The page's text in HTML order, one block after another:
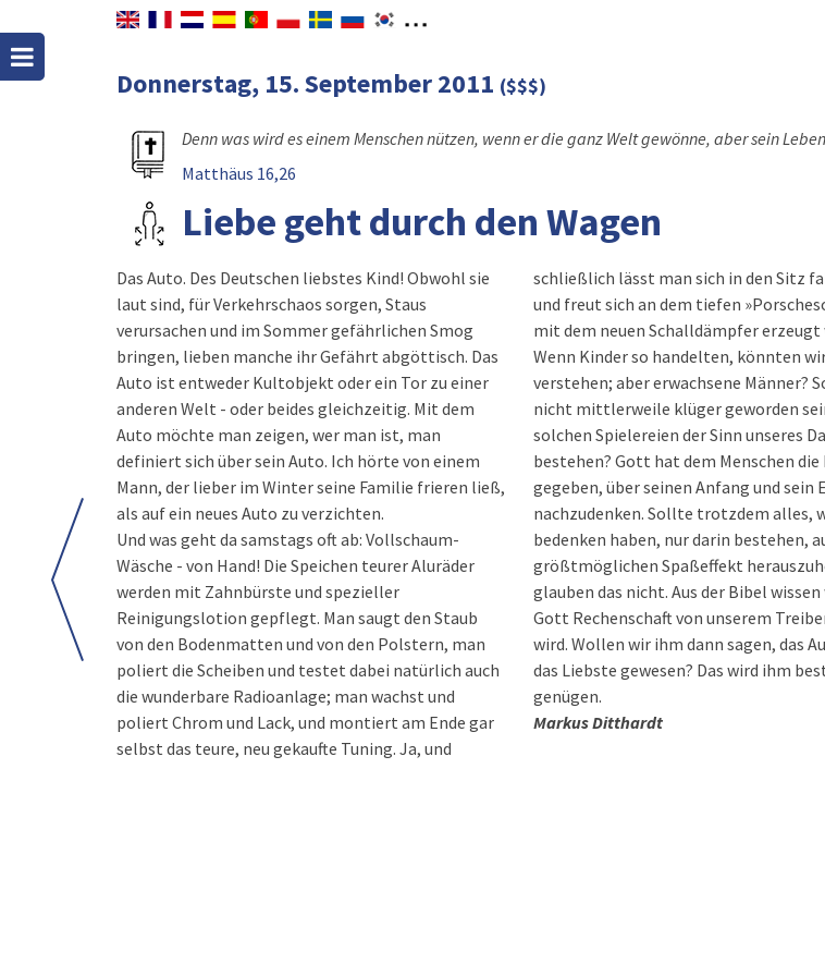
Donnerstag, 15. September 2011 ($$$)
Denn was wird es einem Menschen nützen, wenn er die ganz Welt gewönne, aber sein
Matthäus 16,26
Liebe geht durch den Wagen
Das Auto. Des Deutschen liebstes Kind! Obwohl sie
laut sind, für Verkehrschaos sorgen, Staus
verursachen und im Sommer gefährlichen Smog
bringen, lieben manche ihr Gefährt abgöttisch. Das
Auto ist entweder Kultobjekt oder ein Tor zu einer
anderen Welt - oder beides gleichzeitig. Mit dem
Auto möchte man zeigen, wer man ist, man
definiert sich über sein Auto. Ich hörte von einem
Mann, der lieber im Winter seine Familie frieren ließ,
als auf ein neues Auto zu verzichten.
Und was geht da samstags oft ab: Vollschaum-
Wäsche - von Hand! Die Speichen teurer Aluräder
werden mit Zahnbürste und spezieller
Reinigungslotion gepflegt. Man saugt den Staub
von den Bodenmatten und von den Polstern, man
poliert die Scheiben und testet dabei natürlich auch
die wunderbare Radioanlage; man wachst und
poliert Chrom und Lack, und montiert am Ende gar
selbst das teure, neu gekaufte Tuning. Ja, und
schließlich lässt man sich in den Sitz
und freut sich an dem tiefen
mit dem neuen Schalldämpfer erzeugt
Wenn Kinder so handelten, könnten
verstehen; aber erwachsene Männer?
nicht mittlerweile klüger geworden
solchen Spielereien der Sinn unseres
bestehen? Gott hat dem Menschen
gegeben, über seinen Anfang und sein
nachzudenken. Sollte trotzdem alles,
bedenken haben, nur darin bestehen,
größtmöglichen Spaßeffekt
glauben das nicht. Aus der Bibel wissen
Gott Rechenschaft von unserem
wird. Wollen wir ihm dann sagen, das
das Liebste gewesen? Das wird ihm
genügen.
Markus Ditthardt